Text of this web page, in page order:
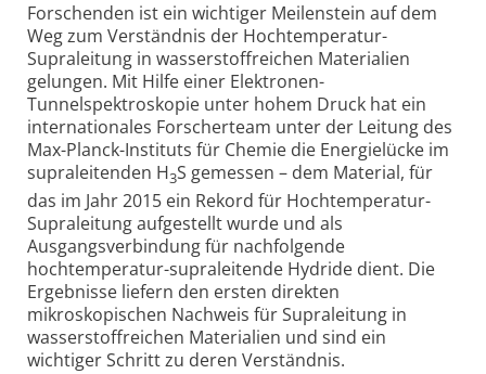
Forschenden ist ein wichtiger Meilenstein auf dem
Weg zum Verständnis der Hochtemperatur-
Supraleitung in wasserstoffreichen Materialien
gelungen. Mit Hilfe einer Elektronen-
Tunnelspektroskopie unter hohem Druck hat ein
internationales Forscherteam unter der Leitung des
Max-Planck-Instituts für Chemie die Energielücke im
supraleitenden H3S gemessen – dem Material, für
das im Jahr 2015 ein Rekord für Hochtemperatur-
Supraleitung aufgestellt wurde und als
Ausgangsverbindung für nachfolgende
hochtemperatur-supraleitende Hydride dient. Die
Ergebnisse liefern den ersten direkten
mikroskopischen Nachweis für Supraleitung in
wasserstoffreichen Materialien und sind ein
wichtiger Schritt zu deren Verständnis.